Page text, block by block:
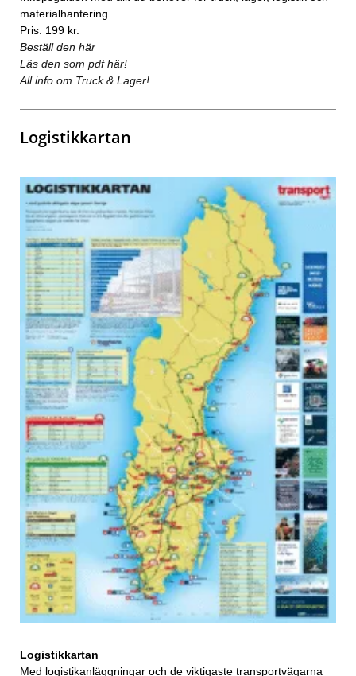
materialhantering.
Pris: 199 kr.
Beställ den här
Läs den som pdf här!
All info om Truck & Lager!
Logistikkartan
Logistikkartan
Med logistikanläggningar och de viktigaste transportvägarna